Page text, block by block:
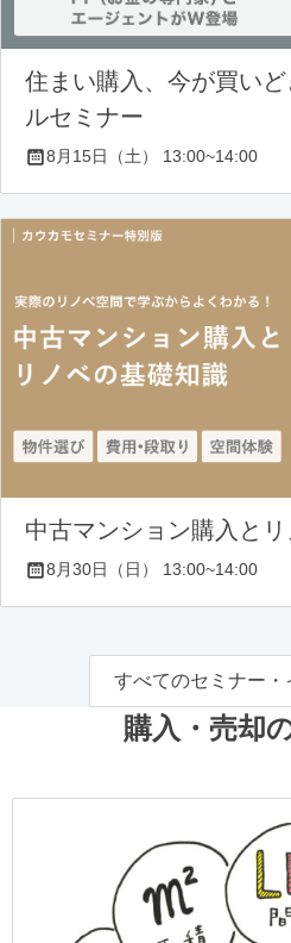
住まい購入、今が買い
ルセミナー
8月15日（土） 13:00~14:00
中古マンション購入と
8月30日（日） 13:00~14:00
すべてのセミナー・
購入・売却